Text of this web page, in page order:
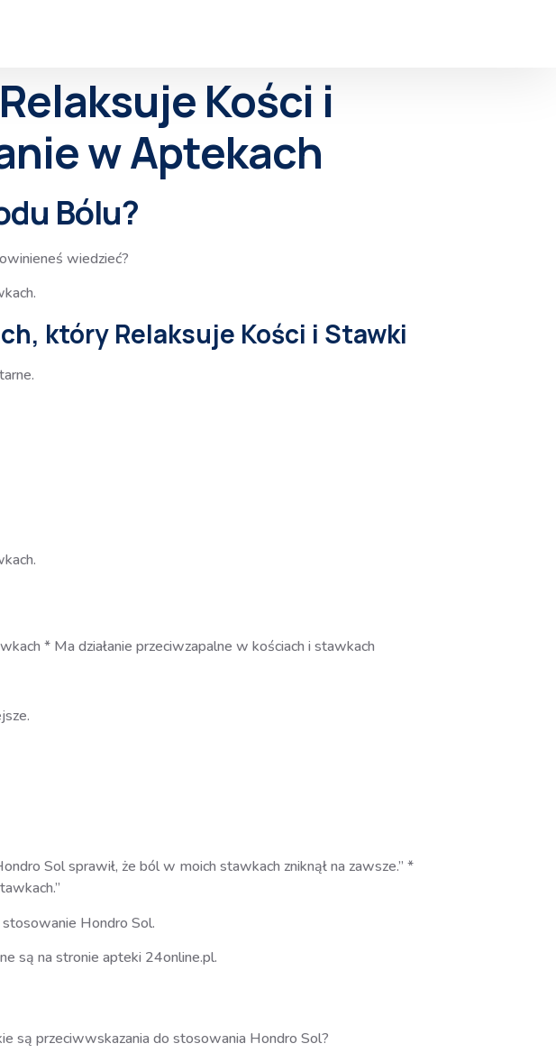
Kości i
w Aptekach
Bólu?
wiedzieć?
który Relaksuje Kości i Stawki
* Ma działanie przeciwzapalne w kościach i stawkach
Sol sprawił, że ból w moich stawkach zniknął na zawsze.” *
Hondro Sol.
są na stronie apteki 24online.pl.
są przeciwwskazania do stosowania Hondro Sol?